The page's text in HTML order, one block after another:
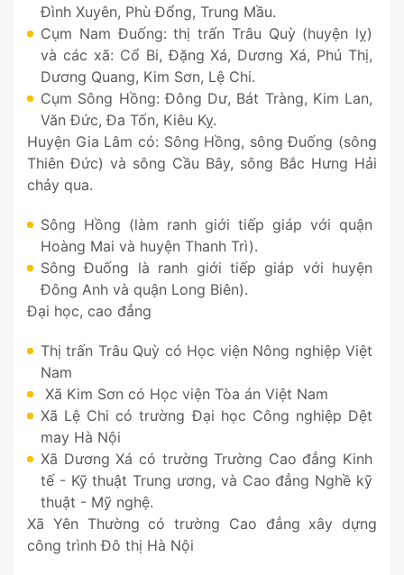
Đình Xuyên, Phù Đổng, Trung Mầu.
Cụm Nam Đuống: thị trấn Trâu Quỳ (huyện lỵ)
và các xã: Cổ Bi, Đặng Xá, Dương Xá, Phú Thị,
Dương Quang, Kim Sơn, Lệ Chi.
Cụm Sông Hồng: Đông Dư, Bát Tràng, Kim Lan,
Văn Đức, Đa Tốn, Kiêu Kỵ.
Huyện Gia Lâm có: Sông Hồng, sông Đuống (sông
Thiên Đức) và sông Cầu Bây, sông Bắc Hưng Hải
chảy qua.
Sông Hồng (làm ranh giới tiếp giáp với quận
Hoàng Mai và huyện Thanh Trì).
Sông Đuống là ranh giới tiếp giáp với huyện
Đông Anh và quận Long Biên).
Đại học, cao đẳng
Thị trấn Trâu Quỳ có Học viện Nông nghiệp Việt
Nam
Xã Kim Sơn có Học viện Tòa án Việt Nam
Xã Lệ Chi có trường Đại học Công nghiệp Dệt
may Hà Nội
Xã Dương Xá có trường Trường Cao đẳng Kinh
tế - Kỹ thuật Trung ương, và Cao đẳng Nghề kỹ
thuật - Mỹ nghệ.
Xã Yên Thường có trường Cao đẳng xây dựng
công trình Đô thị Hà Nội